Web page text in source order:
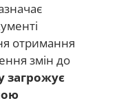
отримання
змін до
загрожує